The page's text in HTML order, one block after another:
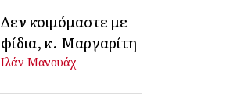
Δεν κοιμόμαστε με
φίδια, κ. Μαργαρίτη
Ιλάν Μανουάχ